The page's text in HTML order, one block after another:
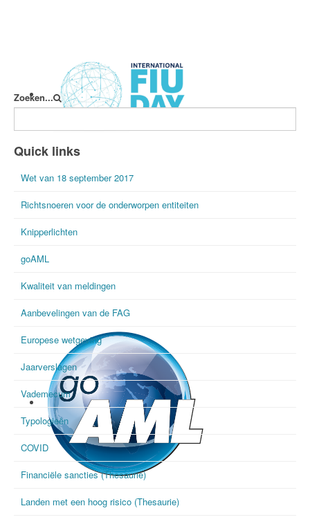
International FIU Day
Zoeken...
Quick links
Wet van 18 september 2017
Richtsnoeren voor de onderworpen entiteiten
Knipperlichten
goAML
Kwaliteit van meldingen
Aanbevelingen van de FAG
Europese wetgeving
Jaarverslagen
Vademecum
Typologieën
COVID
Financiële sancties (Thesaurie)
Landen met een hoog risico (Thesaurie)